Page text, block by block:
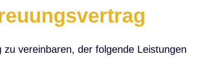
vereinbaren, der folgende Leistungen